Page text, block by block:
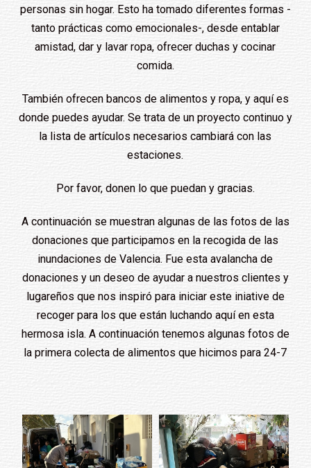
personas sin hogar. Esto ha tomado diferentes formas -
tanto prácticas como emocionales-, desde entablar
amistad, dar y lavar ropa, ofrecer duchas y cocinar
comida.
También ofrecen bancos de alimentos y ropa, y aquí es
donde puedes ayudar. Se trata de un proyecto continuo y
la lista de artículos necesarios cambiará con las
estaciones.
Por favor, donen lo que puedan y gracias.
A continuación se muestran algunas de las fotos de las
donaciones que participamos en la recogida de las
inundaciones de Valencia. Fue esta avalancha de
donaciones y un deseo de ayudar a nuestros clientes y
lugareños que nos inspiró para iniciar este iniative de
recoger para los que están luchando aquí en esta
hermosa isla. A continuación tenemos algunas fotos de
la primera colecta de alimentos que hicimos para 24-7